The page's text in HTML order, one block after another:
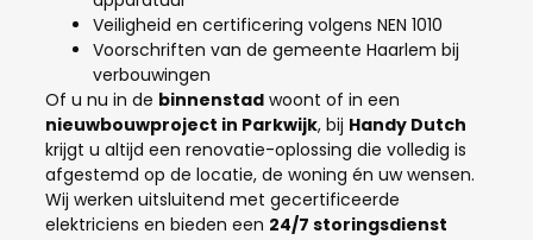
Veiligheid en certificering volgens NEN 1010
Voorschriften van de gemeente Haarlem bij
verbouwingen
Of u nu in de binnenstad woont of in een
nieuwbouwproject in Parkwijk, bij Handy Dutch
krijgt u altijd een renovatie-oplossing die volledig is
afgestemd op de locatie, de woning én uw wensen.
Wij werken uitsluitend met gecertificeerde
elektriciens en bieden een 24/7 storingsdienst